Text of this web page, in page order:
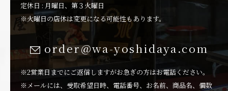
定休日 : 月曜日、第３火曜日
※火曜日の店休は変更になる可能性もあります。
order@wa-yoshidaya.com
※2営業日までにご返信しますがお急ぎの方はお電話ください。
※メールには、受取希望日時、電話番号、お名前、商品名、個数